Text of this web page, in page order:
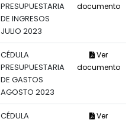
PRESUPUESTARIA
DE INGRESOS
JULIO 2023
documento
CÉDULA
PRESUPUESTARIA
DE GASTOS
AGOSTO 2023
Ver
documento
CÉDULA
Ver